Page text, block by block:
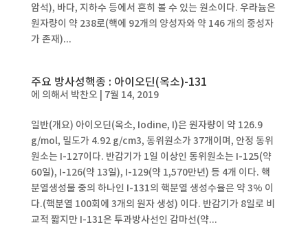
암석), 바다, 지하수 등에서 흔히 볼 수 있는 원소이다. 우라늄은
원자량이 약 238로(핵에 92개의 양성자와 약 146 개의 중성자
가 존재)...
주요 방사성핵종 : 아이오딘(옥소)-131
에 의해서 박찬오| 7월 14, 2019
일반(개요) 아이오딘(옥소, Iodine, I)은 원자량이 약 126.9
g/mol, 밀도가 4.92 g/cm3, 동위원소가 37개이며, 안정 동위
원소는 I-127이다. 반감기가 1일 이상인 동위원소는 I-125(약
60일), I-126(약 13일), I-129(약 1,570만년) 등 4개 이다. 핵
분열생성물 중의 하나인 I-131의 핵분열 생성수율은 약 3% 이
다.(핵분열 100회에 3개의 원자 생성) 이다. 반감기가 8일로 비
교적 짧지만 I-131은 투과방사선인 감마선(약...